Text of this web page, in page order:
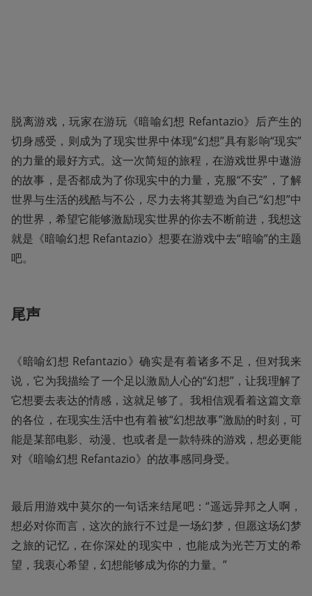
脱离游戏，玩家在游玩《暗喻幻想 Refantazio》后产生的
切身感受，则成为了现实世界中体现“幻想”具有影响“现实”
的力量的最好方式。这一次简短的旅程，在游戏世界中遨游
的故事，是否都成为了你现实中的力量，克服“不安”，了解
世界与生活的残酷与不公，尽力去将其塑造为自己“幻想”中
的世界，希望它能够激励现实世界的你去不断前进，我想这
就是《暗喻幻想 Refantazio》想要在游戏中去“暗喻”的主题
吧。
尾声
《暗喻幻想 Refantazio》确实是有着诸多不足，但对我来
说，它为我描绘了一个足以激励人心的“幻想”，让我理解了
它想要去表达的情感，这就足够了。我相信观看着这篇文章
的各位，在现实生活中也有着被“幻想故事”激励的时刻，可
能是某部电影、动漫、也或者是一款特殊的游戏，想必更能
对《暗喻幻想 Refantazio》的故事感同身受。
最后用游戏中莫尔的一句话来结尾吧：“遥远异邦之人啊，
想必对你而言，这次的旅行不过是一场幻梦，但愿这场幻梦
之旅的记忆，在你深处的现实中，也能成为光芒万丈的希
望，我衷心希望，幻想能够成为你的力量。”